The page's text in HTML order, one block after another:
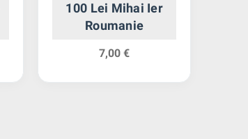
100 Lei Mihai Ier
Roumanie
7,00 €